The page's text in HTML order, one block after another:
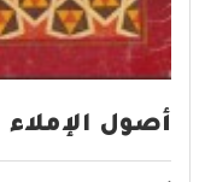
أصول الإملاء